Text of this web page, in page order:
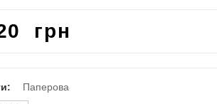
грн
Паперова